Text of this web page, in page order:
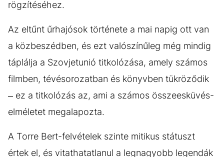
rögzítéséhez.
Az eltűnt űrhajósok története a mai napig ott van
a közbeszédben, és ezt valószínűleg még mindig
táplálja a Szovjetunió titkolózása, amely számos
filmben, tévésorozatban és könyvben tükröződik
– ez a titkolózás az, ami a számos összeesküvés-
elméletet megalapozta.
A Torre Bert-felvételek szinte mitikus státuszt
értek el, és vitathatatlanul a legnagyobb legendák